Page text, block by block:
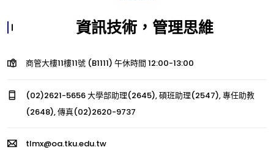
資訊技術，管理思維
商管大樓11樓11號 (B1111) 午休時間 12:00-13:00
(02)2621-5656 大學部助理(2645), 碩班助理(2547), 專任助教
(2648), 傳真(02)2620-9737
tlmx@oa.tku.edu.tw